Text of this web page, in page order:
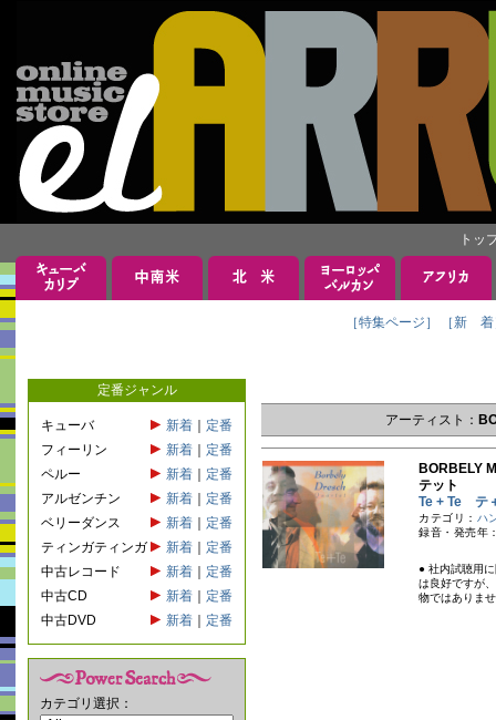
トッ
［特集ページ］ ［新 着
定番ジャンル
キューバ 新着
定番
フィーリン
新着
定番
ペルー
新着
定番
アルゼンチン
新着
定番
ベリーダンス
新着
定番
ティンガティンガ
新着
定番
中古レコード
新着
定番
中古CD
新着
定番
中古DVD
新着 定番
カテゴリ選択：
アーティスト：
BORBELY
テット
Te + Te テ
カテゴリ： ハ
録音・発売年
● 社内試聴用
は良好ですが
物ではありま